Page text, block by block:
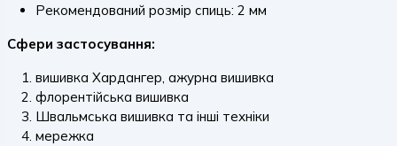
Рекомендований розмір спиць: 2 мм
Сфери застосування:
вишивка Хардангер, ажурна вишивка
флорентійська вишивка
Швальмська вишивка та інші техніки
мережка